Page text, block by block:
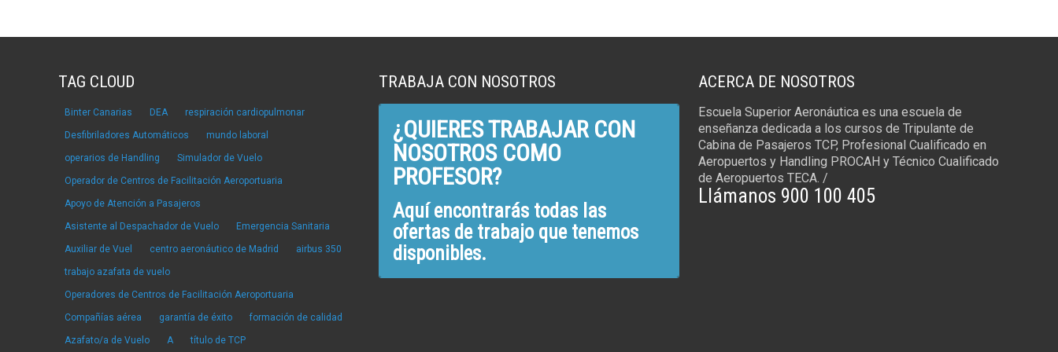
TAG CLOUD
Binter Canarias DEA respiración cardiopulmonar
Desfibriladores Automáticos mundo laboral
operarios de Handling Simulador de Vuelo
Operador de Centros de Facilitación Aeroportuaria
Apoyo de Atención a Pasajeros
Asistente al Despachador de Vuelo Emergencia Sanitaria
Auxiliar de Vuel centro aeronáutico de Madrid airbus 350
trabajo azafata de vuelo
Operadores de Centros de Facilitación Aeroportuaria
Compañías aérea garantía de éxito formación de calidad
Azafato/a de Vuelo A título de TCP
TRABAJA CON NOSOTROS
¿QUIERES TRABAJAR CON
NOSOTROS COMO
PROFESOR?
Aquí encontrarás todas las
ofertas de trabajo que tenemos
disponibles.
ACERCA DE NOSOTROS
Escuela Superior Aeronáutica es una escuela de
enseñanza dedicada a los cursos de Tripulante de
Cabina de Pasajeros TCP, Profesional Cualificado en
Aeropuertos y Handling PROCAH y Técnico Cualificado
de Aeropuertos TECA. /
Llámanos 900 100 405